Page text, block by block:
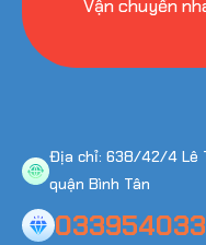
Vận chuyển
Địa chỉ: 638/42/4 Lê
quận Bình Tân